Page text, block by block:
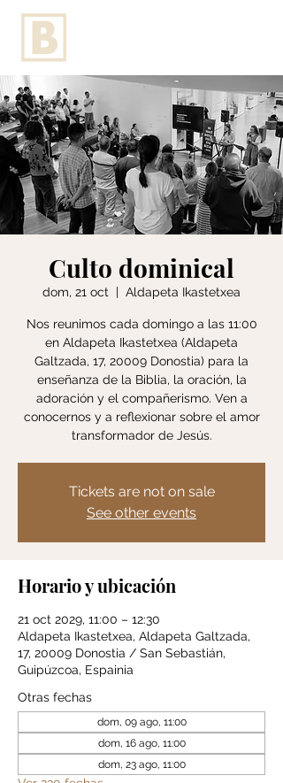
Culto dominical
dom, 21 oct
  |
Aldapeta Ikastetxea
Nos reunimos cada domingo a las 11:00
en Aldapeta Ikastetxea (Aldapeta
Galtzada, 17, 20009 Donostia) para la
enseñanza de la Biblia, la oración, la
adoración y el compañerismo. Ven a
conocernos y a reflexionar sobre el amor
transformador de Jesús.
Tickets are not on sale
See other events
Horario y ubicación
21 oct 2029, 11:00 – 12:30
Aldapeta Ikastetxea, Aldapeta Galtzada,
17, 20009 Donostia / San Sebastián,
Guipúzcoa, Espainia
Otras fechas
dom, 09 ago, 11:00
dom, 16 ago, 11:00
dom, 23 ago, 11:00